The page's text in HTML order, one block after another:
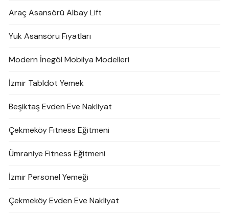
Araç Asansörü Albay Lift
Yük Asansörü Fiyatları
Modern İnegöl Mobilya Modelleri
İzmir Tabldot Yemek
Beşiktaş Evden Eve Nakliyat
Çekmeköy Fitness Eğitmeni
Ümraniye Fitness Eğitmeni
İzmir Personel Yemeği
Çekmeköy Evden Eve Nakliyat